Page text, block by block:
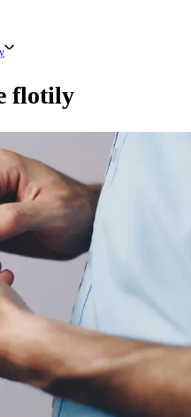
flotily